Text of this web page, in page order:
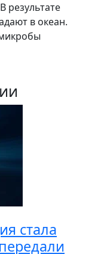
результате
в океан.
стала